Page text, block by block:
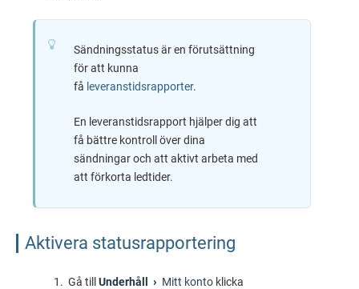
Sändningsstatus är en förutsättning
för att kunna
få leveranstidsrapporter.
En leveranstidsrapport hjälper dig att
få bättre kontroll över dina
sändningar och att aktivt arbeta med
att förkorta ledtider.
Aktivera statusrapportering
Gå tillUnderhåll Mitt konto klicka